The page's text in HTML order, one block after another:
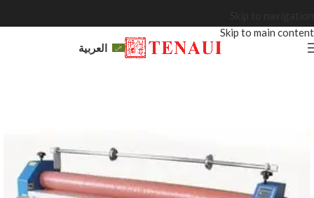
Skip to main content
العربية